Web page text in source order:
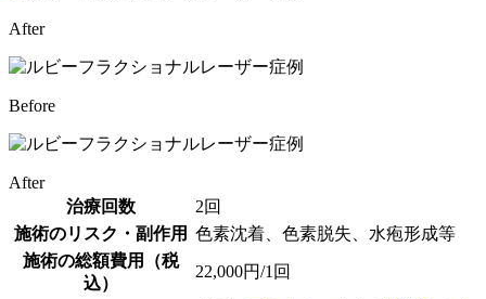
After
Before
After
治療回数
2回
施術のリスク・副作用 色素沈着、色素脱失、水疱形成等
施術の総額費用（税
込）
22,000円/1回